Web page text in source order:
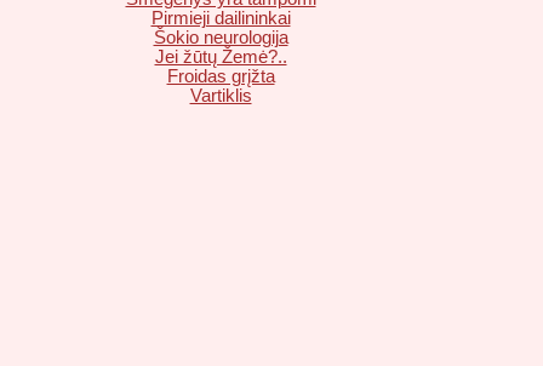
Pirmieji dailininkai
Šokio neurologija
Jei žūtų Žemė?..
Froidas grįžta
Vartiklis